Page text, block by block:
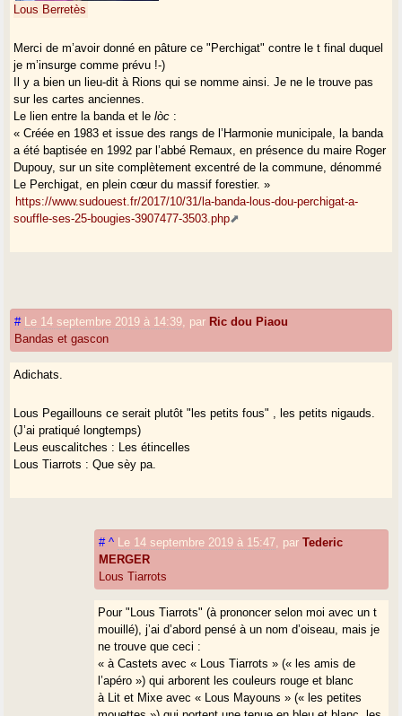
Lous Berretès
Merci de m’avoir donné en pâture ce "Perchigat" contre le t final duquel
je m’insurge comme prévu !-)
Il y a bien un lieu-dit à Rions qui se nomme ainsi. Je ne le trouve pas
sur les cartes anciennes.
Le lien entre la banda et lelòc :
« Créée en 1983 et issue des rangs de l’Harmonie municipale, la banda
a été baptisée en 1992 par l’abbé Remaux, en présence du maire Roger
Dupouy, sur un site complètement excentré de la commune, dénommé
Le Perchigat, en plein cœur du massif forestier. »
https://www.sudouest.fr/2017/10/31/la-banda-lous-dou-perchigat-a-
souffle-ses-25-bougies-3907477-3503.php
# Le 14 septembre 2019 à 14:39 par Ric dou Piaou
Bandas et gascon
Adichats.
Lous Pegaillouns ce serait plutôt "les petits fous" , les petits nigauds.
(J’ai pratiqué longtemps)
Leus euscalitches : Les étincelles
Lous Tiarrots : Que sèy pa.
# ^ Le 14 septembre 2019 à 15:47 parTederic
MERGER
Lous Tiarrots
Pour "Lous Tiarrots" (à prononcer selon moi avec un t
mouillé), j’ai d’abord pensé à un nom d’oiseau, mais je
ne trouve que ceci :
« à Castets avec « Lous Tiarrots » (« les amis de
l’apéro ») qui arborent les couleurs rouge et blanc
à Lit et Mixe avec « Lous Mayouns » (« les petites